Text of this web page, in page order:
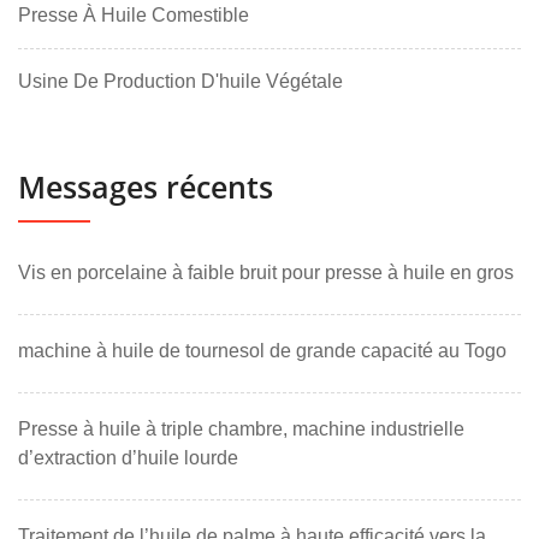
Presse À Huile Comestible
Usine De Production D'huile Végétale
Messages récents
Vis en porcelaine à faible bruit pour presse à huile en gros
machine à huile de tournesol de grande capacité au Togo
Presse à huile à triple chambre, machine industrielle
d’extraction d’huile lourde